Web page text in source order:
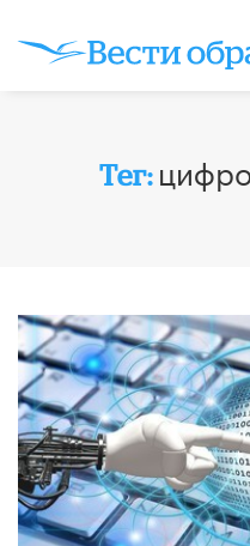
Тег: